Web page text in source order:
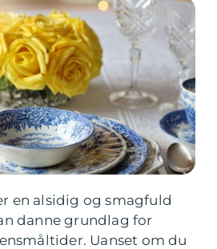
en alsidig og smagfuld
danne grundlag for
Uanset om du